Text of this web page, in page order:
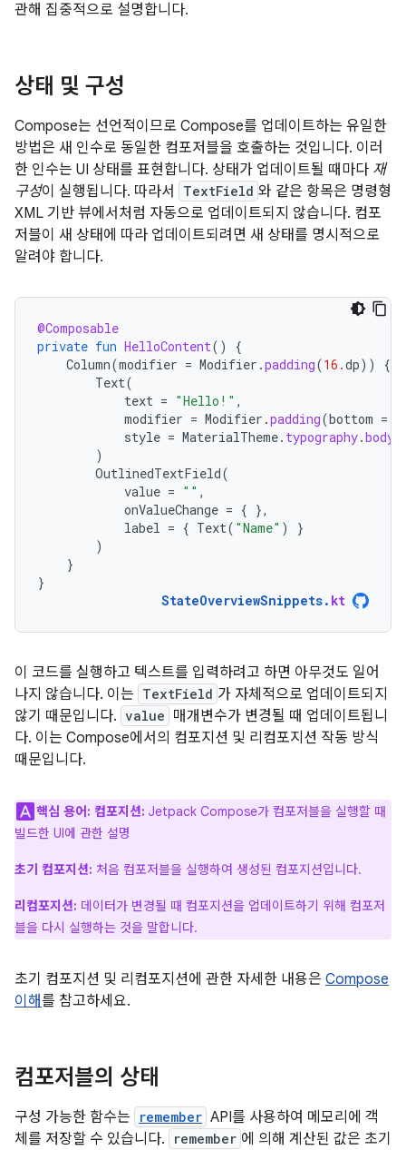
관해 집중적으로 설명합니다.
상태 및 구성
Compose는 선언적이므로 Compose를 업데이트하는 유일한
방법은 새 인수로 동일한 컴포저블을 호출하는 것입니다. 이러
한 인수는 UI 상태를 표현합니다. 상태가 업데이트될 때마다 재
구성이 실행됩니다. 따라서 TextField 와 같은 항목은 명령형
XML 기반 뷰에서처럼 자동으로 업데이트되지 않습니다. 컴포
저블이 새 상태에 따라 업데이트되려면 새 상태를 명시적으로
알려야 합니다.
@Composable
private fun HelloContent()
{
Column(modifier = Modifier .padding(16.dp))
{
Text(
text = "Hello!" ,
modifier = Modifier .padding(bottom =
style = MaterialTheme. typography.
)
OutlinedTextField(
value = "" ,
onValueChange = { },
label = { Text( "Name" )
}
)
}
}
StateOverviewSnippets. kt
이 코드를 실행하고 텍스트를 입력하려고 하면 아무것도 일어
나지 않습니다. 이는 TextField 가 자체적으로 업데이트되지
않기 때문입니다. value 매개변수가 변경될 때 업데이트됩니
다. 이는 Compose에서의 컴포지션 및 리컴포지션 작동 방식
때문입니다.
핵심 용어: 컴포지션: Jetpack Compose가 컴포저블을 실행할 때
빌드한 UI에 관한 설명
초기 컴포지션: 처음 컴포저블을 실행하여 생성된 컴포지션입니다.
리컴포지션: 데이터가 변경될 때 컴포지션을 업데이트하기 위해 컴포저
블을 다시 실행하는 것을 말합니다.
초기 컴포지션 및 리컴포지션에 관한 자세한 내용은 Compose
이해를 참고하세요.
컴포저블의 상태
구성 가능한 함수는 remember API를 사용하여 메모리에 객
체를 저장할 수 있습니다.
remember 에 의해 계산된 값은 초기